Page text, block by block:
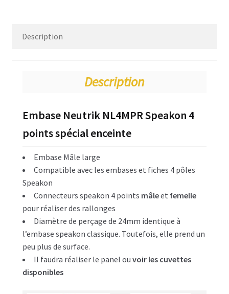
Divers réalisation câblage
Hardware DIY Flightcase
Open road
Profilés aluminium & acier
Consolider – rigidifier le flightcase
Fermoirs & Charnières
Description
Description
Embase Neutrik NL4MPR Speakon 4
points spécial enceinte
Embase Mâle large
Compatible avec les embases et fiches 4 pôles
Speakon
Connecteurs speakon 4 points mâleet femelle
pour réaliser des rallonges
Diamètre de perçage de 24mm identique à
l’embase speakon classique. Toutefois, elle prend un
peu plus de surface.
Il faudra réaliser le panel ou voir les cuvettes
disponibles